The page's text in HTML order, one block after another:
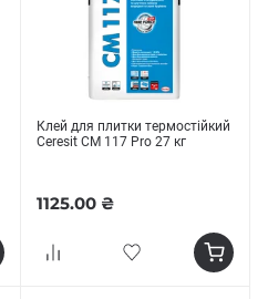
Клей для плитки термостійкий
Ceresit СМ 117 Рro 27 кг
1125.00 ₴